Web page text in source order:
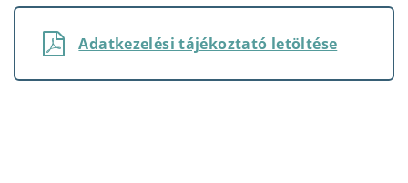
Adatkezelési tájékoztató letöltése